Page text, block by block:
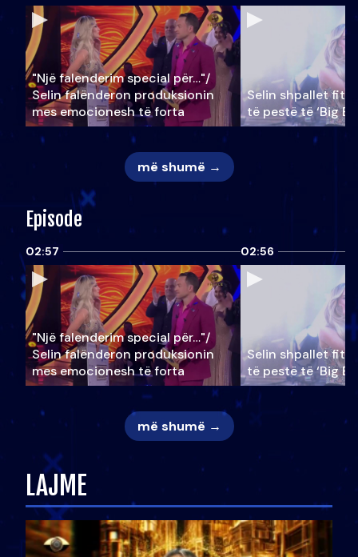
"Një falenderim special për…"/
Selin falënderon produksionin
mes emocionesh të forta
Selin shpallet
të pestë të ‘Big
më shumë →
Episode
02:57
"Një falenderim special për…"/
Selin falënderon produksionin
mes emocionesh të forta
02:56
Selin shpallet
të pestë të ‘Big
më shumë →
LAJME